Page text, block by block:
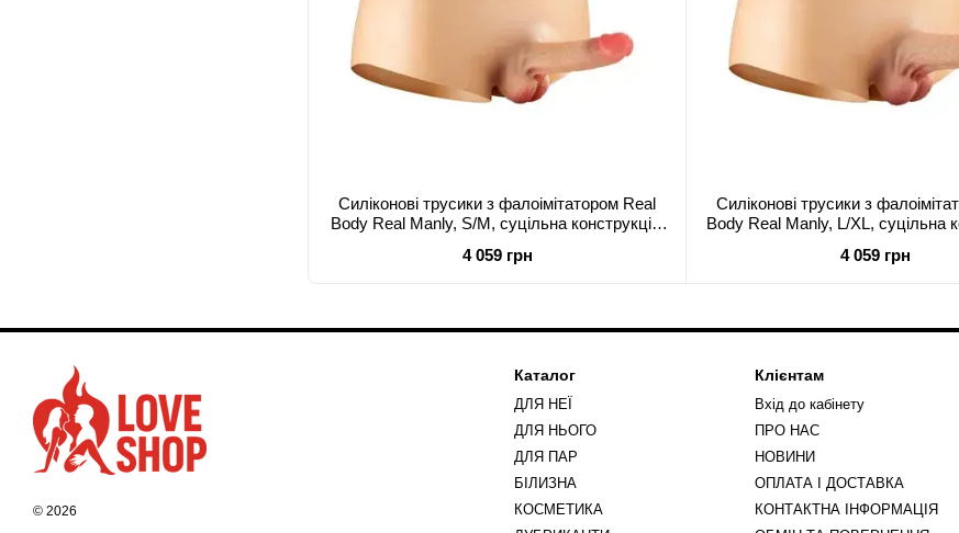
Силіконові трусики з фалоімітатором Real
Body Real Manly, S/M, суцільна конструкція,
4 059 грн
Силіконові трусики з
Body Real Manly, L/XL, суцільна
4 059 грн
© 2026
Каталог
ДЛЯ НЕЇ
ДЛЯ НЬОГО
ДЛЯ ПАР
БІЛИЗНА
КОСМЕТИКА
Клієнтам
Вхід до кабінету
ПРО НАС
НОВИНИ
ОПЛАТА І ДОСТАВКА
КОНТАКТНА ІНФОРМАЦІЯ